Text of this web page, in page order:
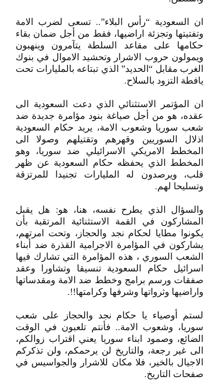
ان السعودية “رأس البلاء”.. تسعى لضرب الامة
وتفتيتها وتجزئة اراضيها، فقط من أجل ضمان بقاء
حكامها على مقاعد السلطة يتآمرون وينهبون
ويمولون حروب الاشرار وتحشيد الاموال في بنوك
الغرب مقابل “الحديد” الذي تبتاعه بالمليارات تحت
يافطة التزود بالسلاح.
ان المؤتمر الاستثنائي الذي دعت السعودية الى
عقده، هو من أجل صياغة بنود مؤامرة جديدة ضد
شعب سوريا وشعوب الامة، يريد حكام السعودية
اذلال السوريين وقهرهم وتقتيلهم وصولا الى
المخطط الامريكي الاسرائيلي ضد سوريا، وهو
المخطط الذي يحفظه حكام السعودية عن ظهر
قلب، ويرصدون له المليارات تجنيدا للمرتزقة
وتسليحا لهم.
والسؤال الذي يطرح نفسه، هنا، هو: هل يقبل
المشاركون في القمة الاستثنائية المرتقبة بأن
يكونوا مطايا لحكام نجد والحجاز، وتحت امرتهم،
يشاركون في المؤامرة الاجرامية القذرة ضد أبناء
الشعب السوري ، هذه المؤامرة التي تشارك فيها
اسرائيل حكام السعودية تنسيقا وتشاورا وعقد
صفقات ورسم برامج وخطط ضد الامة ومقدساتها
واراضيها وثرواتها وشرفها وكرامتها!!.
لستم أوصياء يا حكام نجد والحجاز على شعب
سوريا، وشعوب الامة.. فأنتم تلعبون في الوقت
الضائع، وصمود ابناء سوريا يعني اقتراب زوالكم،
الى غير رجعة، والتاريخ لن يرحمكم، ولن تذكركم
الاجيال بالخير، فلا مكان للاشرار والجواسيس في
صفحات التاريخ.